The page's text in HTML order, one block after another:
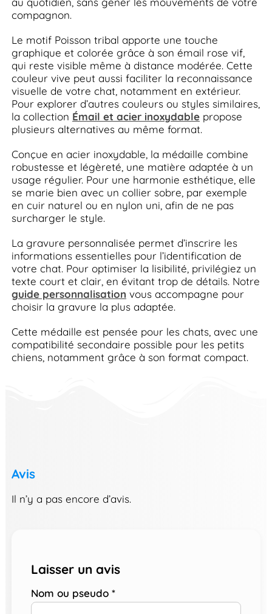
compagnon.
Le motif Poisson tribal apporte une touche
graphique et colorée grâce à son émail rose vif,
qui reste visible même à distance modérée. Cette
couleur vive peut aussi faciliter la reconnaissance
visuelle de votre chat, notamment en extérieur.
Pour explorer d’autres couleurs ou styles similaires,
la collection Émail et acier inoxydablepropose
plusieurs alternatives au même format.
Conçue en acier inoxydable, la médaille combine
robustesse et légèreté, une matière adaptée à un
usage régulier. Pour une harmonie esthétique, elle
se marie bien avec un collier sobre, par exemple
en cuir naturel ou en nylon uni, afin de ne pas
surcharger le style.
La gravure personnalisée permet d’inscrire les
informations essentielles pour l’identification de
votre chat. Pour optimiser la lisibilité, privilégiez un
texte court et clair, en évitant trop de détails. Notre
guide personnalisation vous accompagne pour
choisir la gravure la plus adaptée.
Cette médaille est pensée pour les chats, avec une
compatibilité secondaire possible pour les petits
chiens, notamment grâce à son format compact.
Avis
Il n’y a pas encore d’avis.
Laisser un avis
Nom ou pseudo *